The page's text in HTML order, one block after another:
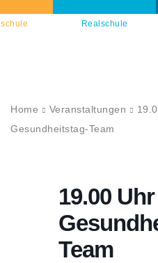
Realschule
Home Veranstaltungen
Gesundheitstag-Team
19.00
Team